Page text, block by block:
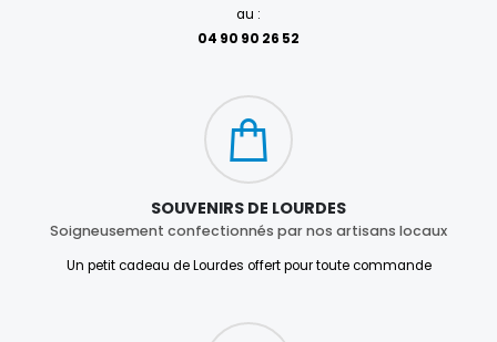
au :
04 90 90 26 52
SOUVENIRS DE LOURDES
Soigneusement confectionnés par nos artisans locaux
Un petit cadeau de Lourdes offert pour toute commande